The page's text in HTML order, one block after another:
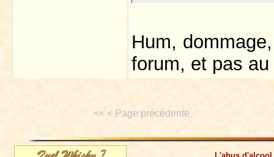
Hum,
forum, et pas
<< < Page précédente